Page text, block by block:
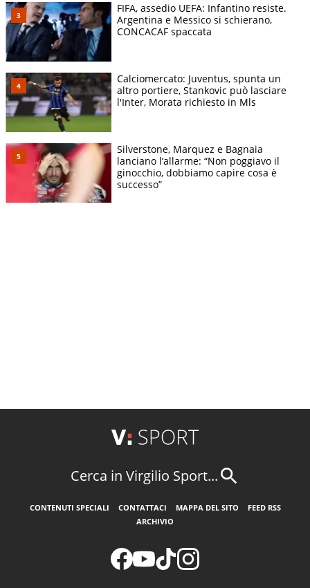
FIFA, assedio UEFA: Infantino resiste.
Argentina e Messico si schierano,
CONCACAF spaccata
Calciomercato: Juventus, spunta un
altro portiere, Stankovic può lasciare
l'Inter, Morata richiesto in Mls
Silverstone, Marquez e Bagnaia
lanciano l’allarme: “Non poggiavo il
ginocchio, dobbiamo capire cosa è
successo”
Cerca in Virgilio Sport...
CONTENUTI SPECIALI CONTATTACI MAPPA DEL SITO
FEED RSS
ARCHIVIO